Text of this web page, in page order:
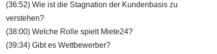
(36:52) Wie ist die Stagnation der Kundenbasis zu
verstehen?
(38:00) Welche Rolle spielt Miete24?
(39:34) Gibt es Wettbewerber?